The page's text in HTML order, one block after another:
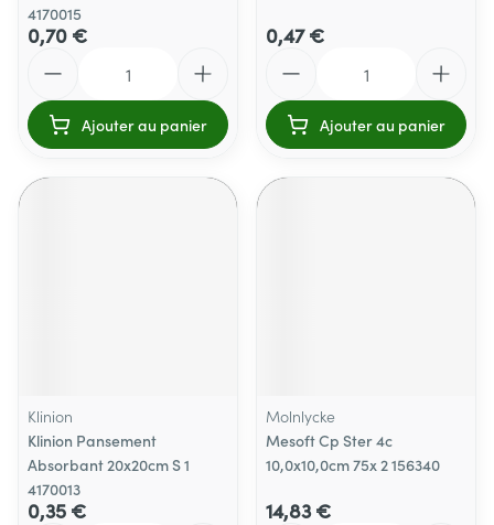
4170015
0,70 €
Ajouter au panier
0,47 €
Ajouter au panier
Klinion
Klinion Pansement
Absorbant 20x20cm S 1
4170013
0,35 €
Molnlycke
Mesoft Cp Ster 4c
10,0x10,0cm 75x 2 156340
14,83 €